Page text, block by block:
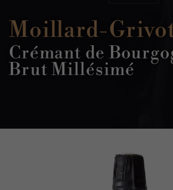
Moillard-
Crémant de
Brut Millésimé